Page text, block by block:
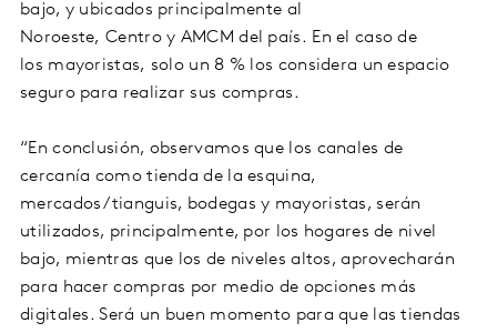
bajo, y ubicados principalmente al
Noroeste, Centro y AMCM del país. En el caso de
los mayoristas, solo un 8 % los considera un espacio
seguro para realizar sus compras.
“En conclusión, observamos que los canales de
cercanía como tienda de la esquina,
mercados/tianguis, bodegas y mayoristas, serán
utilizados, principalmente, por los hogares de nivel
bajo, mientras que los de niveles altos, aprovecharán
para hacer compras por medio de opciones más
digitales. Será un buen momento para que las tiendas